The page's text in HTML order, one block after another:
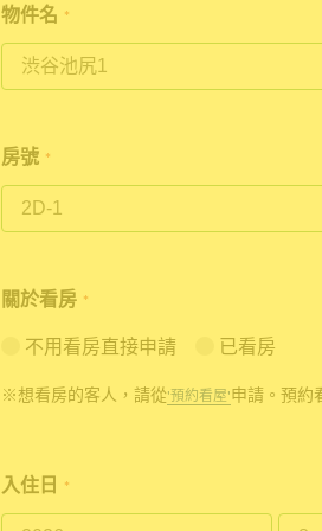
物件名 *
房號 *
關於看房 *
不用看房直接申請 已看房
※想看房的客人，請從'預約看屋'申請。預約
入住日 *